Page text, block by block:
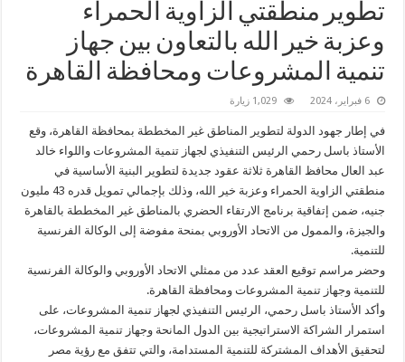
تطوير منطقتي الزاوية الحمراء
وعزبة خير الله بالتعاون بين جهاز
تنمية المشروعات ومحافظة القاهرة
6 فبراير، 2024 1,029 زيارة
في إطار جهود الدولة لتطوير المناطق غير المخططة بمحافظة القاهرة، وقع
الأستاذ باسل رحمي الرئيس التنفيذي لجهاز تنمية المشروعات واللواء خالد
عبد العال محافظ القاهرة ثلاثة عقود جديدة لتطوير البنية الأساسية في
منطقتي الزاوية الحمراء وعزبة خير الله، وذلك بإجمالي تمويل قدره 43 مليون
جنيه، ضمن إتفاقية برنامج الارتقاء الحضري بالمناطق غير المخططة بالقاهرة
والجيزة، والممول من الاتحاد الأوروبي بمنحة مفوضة إلى الوكالة الفرنسية
للتنمية.
وحضر مراسم توقيع العقد عدد من ممثلي الاتحاد الأوروبي والوكالة الفرنسية
للتنمية وجهاز تنمية المشروعات ومحافظة القاهرة.
وأكد الأستاذ باسل رحمي، الرئيس التنفيذي لجهاز تنمية المشروعات، على
استمرار الشراكة الاستراتيجية بين الدول المانحة وجهاز تنمية المشروعات،
لتحقيق الأهداف المشتركة للتنمية المستدامة، والتي تتفق مع رؤية مصر